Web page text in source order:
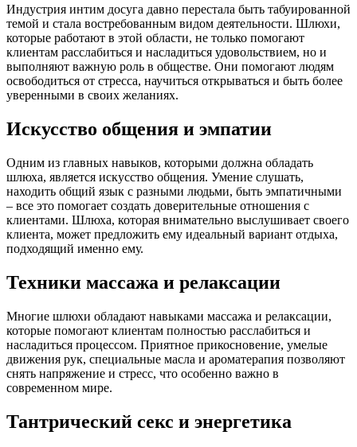
Индустрия интим досуга давно перестала быть табуированной
темой и стала востребованным видом деятельности. Шлюхи,
которые работают в этой области, не только помогают
клиентам расслабиться и насладиться удовольствием, но и
выполняют важную роль в обществе. Они помогают людям
освободиться от стресса, научиться открываться и быть более
уверенными в своих желаниях.
Искусство общения и эмпатии
Одним из главных навыков, которыми должна обладать
шлюха, является искусство общения. Умение слушать,
находить общий язык с разными людьми, быть эмпатичными
– все это помогает создать доверительные отношения с
клиентами. Шлюха, которая внимательно выслушивает своего
клиента, может предложить ему идеальный вариант отдыха,
подходящий именно ему.
Техники массажа и релаксации
Многие шлюхи обладают навыками массажа и релаксации,
которые помогают клиентам полностью расслабиться и
насладиться процессом. Приятное прикосновение, умелые
движения рук, специальные масла и ароматерапия позволяют
снять напряжение и стресс, что особенно важно в
современном мире.
Тантрический секс и энергетика